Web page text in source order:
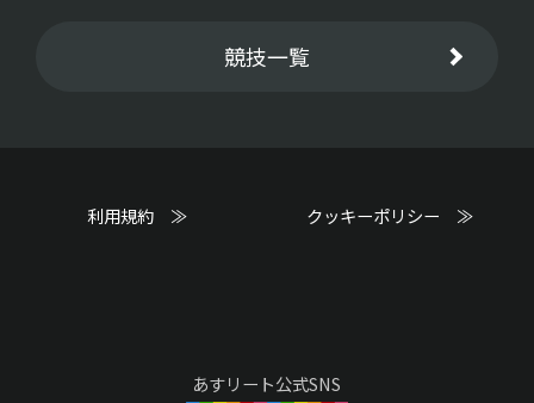
競技一覧
利用規約 ≫ クッキーポリシー ≫
あすリート公式SNS